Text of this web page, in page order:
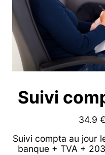
Suivi
34.9
Suivi compta au jour
banque + TVA +